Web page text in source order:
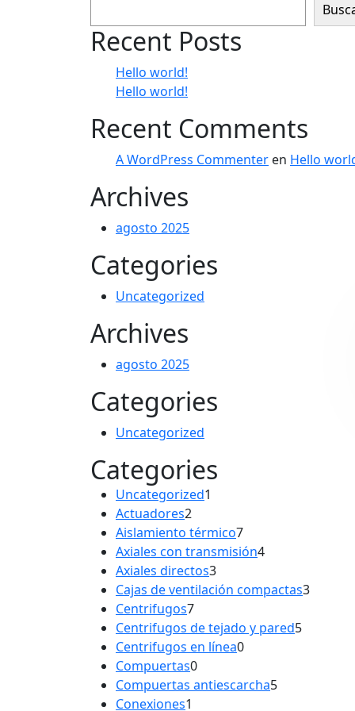
Recent Posts
Hello world!
Hello world!
Recent Comments
A WordPress Commenter en Hello
Archives
agosto 2025
Categories
Uncategorized
Archives
agosto 2025
Categories
Uncategorized
Categories
Uncategorized1
Actuadores2
productos
Aislamiento térmico77
productos
Axiales con transmisión44
Axiales directos33
productos
Cajas de ventilación compactas33
Centrifugos77
productos
Centrifugos de tejado y pared55
Centrifugos en línea00
Compuertas00
productos
Compuertas antiescarcha55
Conexiones1